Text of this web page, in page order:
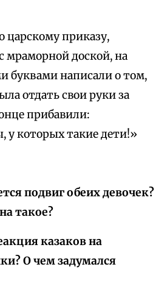
царскому приказу,
мраморной доской, на
буквами написали о том,
отдать свои руки за
прибавили:
у которых такие дети!»
подвиг обеих девочек?
такое?
казаков на
О чем задумался